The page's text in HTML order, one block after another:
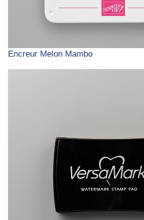
Encreur Melon Mambo